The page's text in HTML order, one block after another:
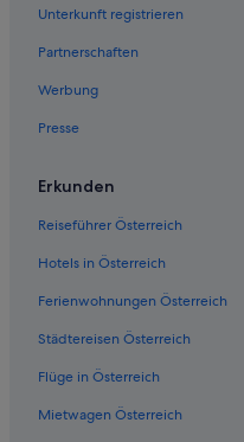
Unterkunft registrieren
Partnerschaften
Werbung
Presse
Erkunden
Reiseführer Österreich
Hotels in Österreich
Ferienwohnungen Österreich
Städtereisen Österreich
Flüge in Österreich
Mietwagen Österreich